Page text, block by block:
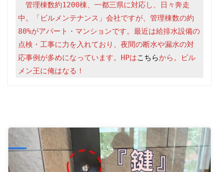
管理棟数約1200棟、一都三県に対応し、日々奔走
中。「ビルメンテナンス」会社ですが、管理棟数の約
80%がアパート・マンションです。最近は給排水設備の
点検・工事に力を入れており、夜間の断水や漏水の対
応事例が多めになっています。HPはこちらから。ビル
メン王に俺はなる！